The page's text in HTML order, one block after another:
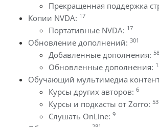
Прекращенная поддержка
Копии NVDA: 17
Портативные NVDA: 17
Обновление дополнений: 301
Добавленные дополнения: 58
Обновленные дополнения:
Обучающий мультимедиа
Курсы других авторов: 6
Курсы и подкасты от Zorro: 53
Слушать OnLine: 9